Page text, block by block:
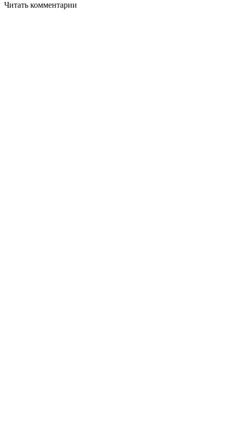
Читать комментарии